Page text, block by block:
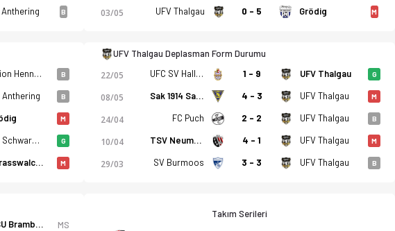
kadro, istatistikler, puan durumu ve iddaa oranları Ofsayt'ta.
Anthering B 03/05 UFV Thalgau 0 - 5 Grödig M
Union Henndorf B
Anthering B
M
SV Schwarzach G
Strasswalchen M
UFV Thalgau Deplasman Form Durumu
22/05 UFC SV Hallwang 1 - 9 UFV Thalgau G
08/05 Sak 1914 Salzburg 4 - 3 UFV Thalgau M
24/04 FC Puch 2 - 2 UFV Thalgau B
10/04 TSV Neumarkt 4 - 1 UFV Thalgau M
29/03 SV Burmoos 3 - 3 UFV Thalgau B
TSU Bramberg MS
Takım Serileri